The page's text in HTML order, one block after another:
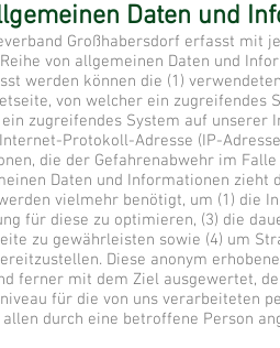
Daten und
Großhabersdorf erfasst
von allgemeinen Daten und
werden können die (1)
von welcher ein
zugreifendes System auf
Protokoll-Adresse (IP-
die der Gefahrenabwehr im
Daten und Informationen
vielmehr benötigt, um (1)
für diese zu optimieren, (3) die
zu gewährleisten sowie (4) um
Diese anonym
ferner mit dem Ziel ausgewertet,
für die von uns verarbeiteten
durch eine betroffene Person